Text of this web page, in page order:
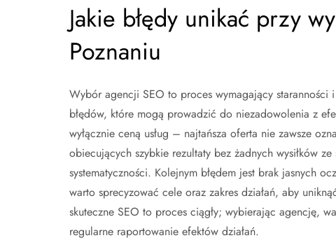
Jakie błędy unikać przy
Poznaniu
Wybór agencji SEO to proces wymagający staranności
błędów, które mogą prowadzić do niezadowolenia z
wyłącznie ceną usług – najtańsza oferta nie zawsze
obiecujących szybkie rezultaty bez żadnych wysiłków
systematyczności. Kolejnym błędem jest brak jasnych
warto sprecyzować cele oraz zakres działań, aby
skuteczne SEO to proces ciągły; wybierając agencję,
regularne raportowanie efektów działań.